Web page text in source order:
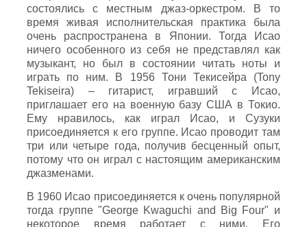
состоялись с местным джаз-оркестром. В то
время живая исполнительская практика была
очень распространена в Японии. Тогда Исао
ничего особенного из себя не представлял как
музыкант, но был в состоянии читать ноты и
играть по ним. В 1956 Тони Текисейра (Tony
Tekiseira) – гитарист, игравший с Исао,
приглашает его на военную базу США в Токио.
Ему нравилось, как играл Исао, и Сузуки
присоединяется к его группе. Исао проводит там
три или четыре года, получив бесценный опыт,
потому что он играл с настоящим американским
джазменами.
В 1960 Исао присоединяется к очень популярной
тогда группе "George Kwaguchi and Big Four" и
некоторое время работает с ними. Его